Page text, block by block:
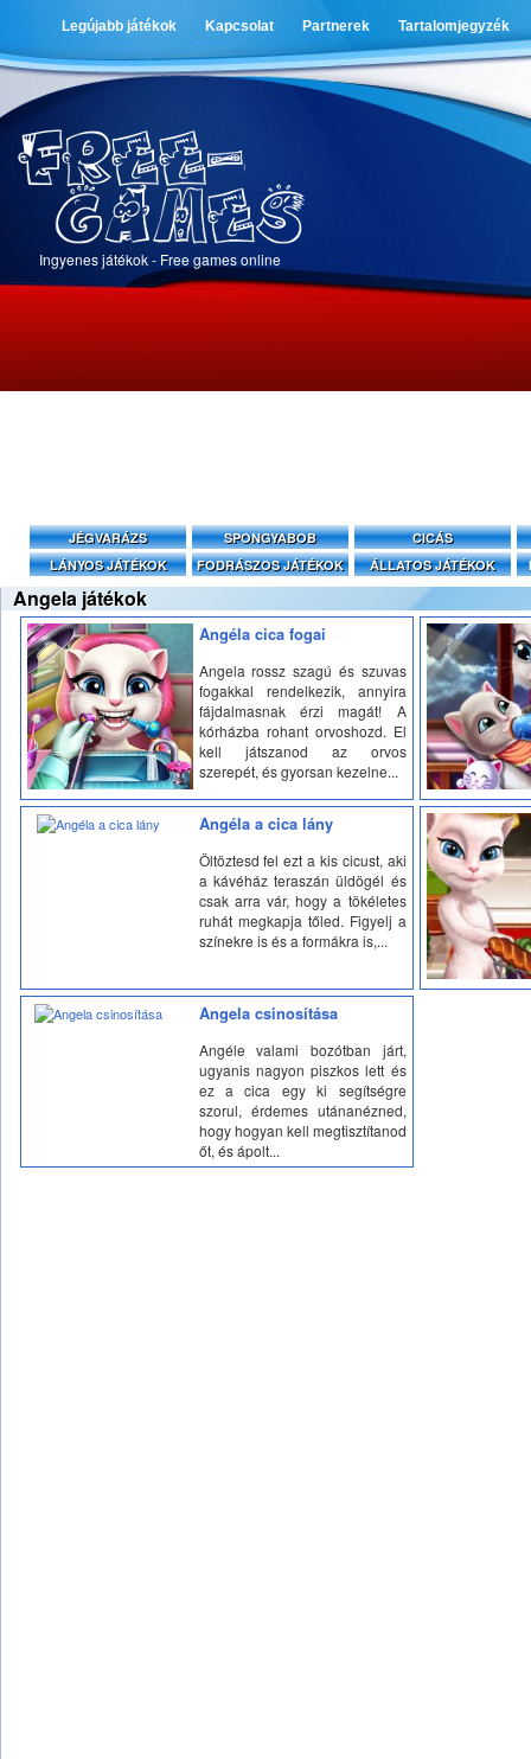
Legújabb játékok Kapcsolat Partnerek Tartalomjegyzék
Ingyenes játékok - Free games online
JÉGVARÁZS SPONGYABOB
CICÁS
LÁNYOS JÁTÉKOK
FODRÁSZOS JÁTÉKOK ÁLLATOS JÁTÉKOK
Angela játékok
Angéla cica fogai
Angela rossz szagú és szuvas
fogakkal rendelkezik, annyira
fájdalmasnak érzi magát! A
kórházba rohant orvoshozd. El
kell játszanod az orvos
szerepét, és gyorsan kezelne...
Angéla a cica lány
Öltöztesd fel ezt a kis cicust, aki
a kávéház teraszán üldögél és
csak arra vár, hogy a tökéletes
ruhát megkapja tőled. Figyelj a
színekre is és a formákra is,...
Angela csinosítása
Angéle valami bozótban járt,
ugyanis nagyon piszkos lett és
ez a cica egy ki segítségre
szorul, érdemes utánanézned,
hogy hogyan kell megtisztítanod
őt, és ápolt...